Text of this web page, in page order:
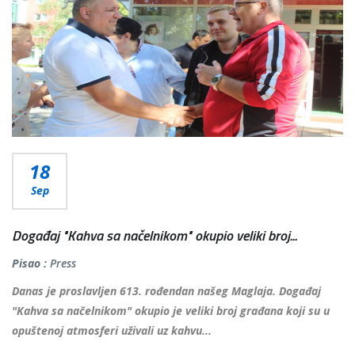
18
Sep
Događaj "Kahva sa načelnikom" okupio veliki broj...
Pisao : Press
Danas je proslavljen 613. rođendan našeg Maglaja. Događaj
"Kahva sa načelnikom" okupio je veliki broj građana koji su u
opuštenoj atmosferi uživali uz kahvu...